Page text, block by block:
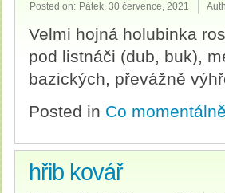
Posted on: Pátek, 30 července, 2021
Velmi hojná holubinka
pod listnáči (dub, buk),
bazických, převážně
Posted in Co
hřib kovář